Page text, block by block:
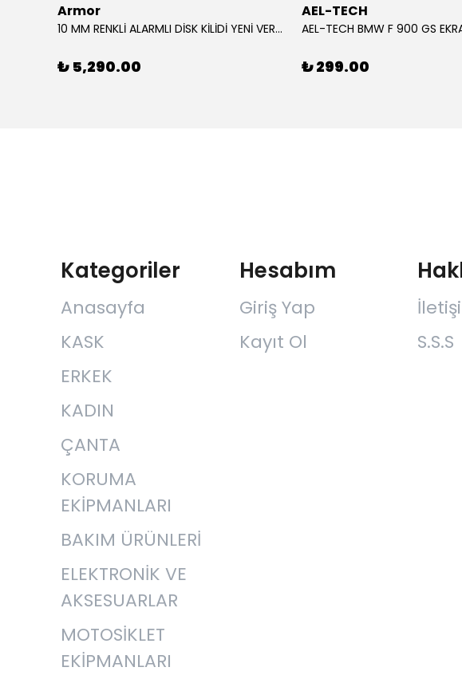
Armor
10 MM RENKLİ ALARMLI DİSK KİLİDİ YENİ VERSİYON
₺ 5,290.00
AEL-TECH
₺ 299.00
Kategoriler
Anasayfa
KASK
ERKEK
KADIN
ÇANTA
KORUMA
EKİPMANLARI
BAKIM ÜRÜNLERİ
ELEKTRONİK VE
AKSESUARLAR
MOTOSİKLET
EKİPMANLARI
Hesabım
Giriş Yap
Kayıt Ol
S.S.S